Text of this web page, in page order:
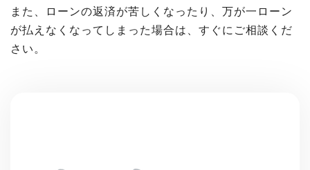
また、ローンの返済が苦しくなったり、万が一ローン
が払えなくなってしまった場合は、すぐにご相談くだ
さい。